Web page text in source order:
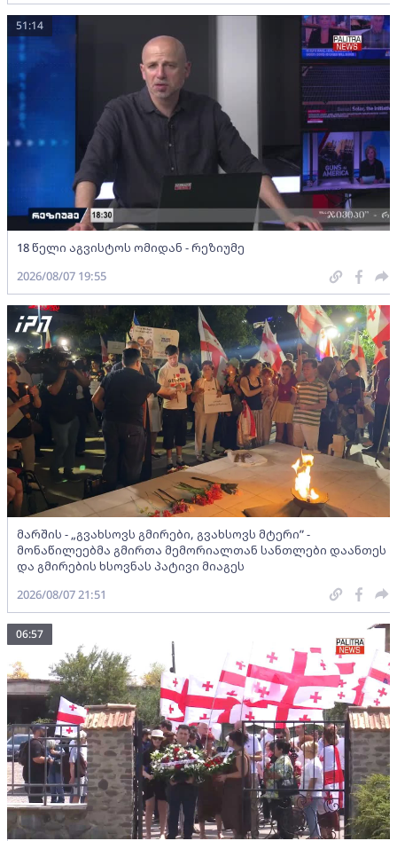
18 წელი აგვისტოს ომიდან - რეზიუმე
51:14
2026/08/07 19:55
მარშის - „გვახსოვს გმირები, გვახსოვს მტერი” -
მონაწილეებმა გმირთა მემორიალთან სანთლები დაანთეს
და გმირების ხსოვნას პატივი მიაგეს
2026/08/07 21:51
06:57